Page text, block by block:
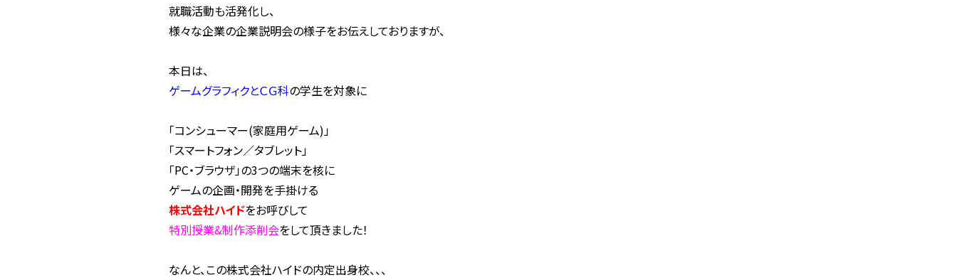
就職活動も活発化し、
様々な企業の企業説明会の様子をお伝えしておりますが、
本日は、
ゲームグラフィクとＣＧ科の学生を対象に
「コンシューマー(家庭用ゲーム)」
「スマートフォン／タブレット」
「PC・ブラウザ」の3つの端末を核に
ゲームの企画・開発を手掛ける
株式会社ハイドをお呼びして
特別授業&制作添削会をして頂きました！
なんと、この株式会社ハイドの内定出身校、、、